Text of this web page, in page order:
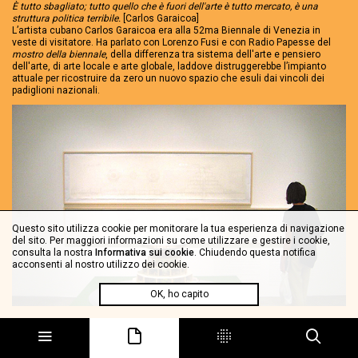
È tutto sbagliato; tutto quello che è fuori dell'arte è tutto mercato, è una
struttura politica terribile. [Carlos Garaicoa]
L’artista cubano Carlos Garaicoa era alla 52ma Biennale di Venezia in
veste di visitatore. Ha parlato con Lorenzo Fusi e con Radio Papesse del
mostro della biennale, della differenza tra sistema dell'arte e pensiero
dell'arte, di arte locale e arte globale, laddove distruggerebbe l’impianto
attuale per ricostruire da zero un nuovo spazio che esuli dai vincoli dei
padiglioni nazionali.
Questo sito utilizza cookie per monitorare la tua esperienza di navigazione
del sito. Per maggiori informazioni su come utilizzare e gestire i cookie,
consulta la nostra Informativa sui cookie. Chiudendo questa notifica
acconsenti al nostro utilizzo dei cookie.
OK, ho capito